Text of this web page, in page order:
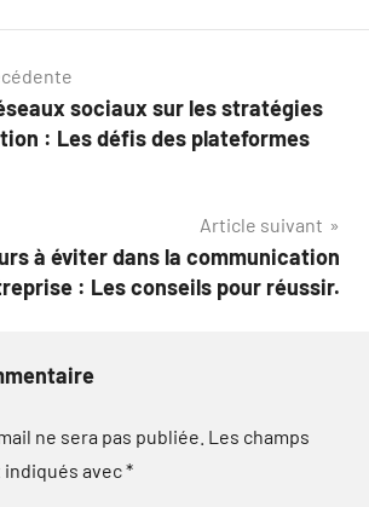
sociaux sur les stratégies
: Les défis des plateformes
Article suivant
à éviter dans la communication
: Les conseils pour réussir.
ne sera pas publiée. Les champs
avec*